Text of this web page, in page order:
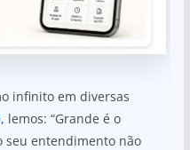
infinito em diversas
, lemos: “Grande é o
seu entendimento não